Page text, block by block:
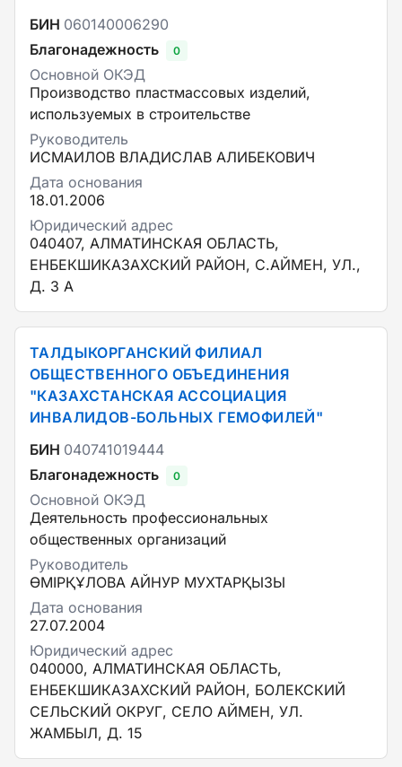
БИН 060140006290
Благонадежность
0
Основной ОКЭД
Производство пластмассовых изделий,
используемых в строительстве
Руководитель
ИСМАИЛОВ ВЛАДИСЛАВ АЛИБЕКОВИЧ
Дата основания
18.01.2006
Юридический адрес
040407, АЛМАТИНСКАЯ ОБЛАСТЬ,
ЕНБЕКШИКАЗАХСКИЙ РАЙОН, С.АЙМЕН, УЛ.,
Д. 3 А
ТАЛДЫКОРГАНСКИЙ ФИЛИАЛ
ОБЩЕСТВЕННОГО ОБЪЕДИНЕНИЯ
"КАЗАХСТАНСКАЯ АССОЦИАЦИЯ
ИНВАЛИДОВ-БОЛЬНЫХ ГЕМОФИЛЕЙ"
БИН 040741019444
Благонадежность
0
Основной ОКЭД
Деятельность профессиональных
общественных организаций
Руководитель
ӨМІРҚҰЛОВА АЙНУР МУХТАРҚЫЗЫ
Дата основания
27.07.2004
Юридический адрес
040000, АЛМАТИНСКАЯ ОБЛАСТЬ,
ЕНБЕКШИКАЗАХСКИЙ РАЙОН, БОЛЕКСКИЙ
СЕЛЬСКИЙ ОКРУГ, СЕЛО АЙМЕН, УЛ.
ЖАМБЫЛ, Д. 15